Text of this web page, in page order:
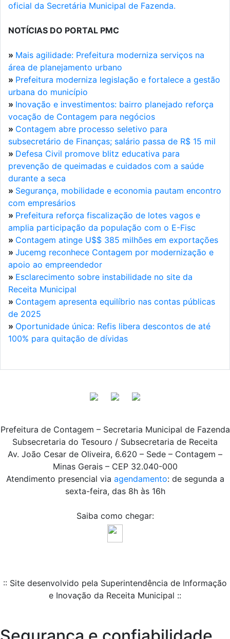
oficial da Secretária Municipal de Fazenda.
NOTÍCIAS DO PORTAL PMC
» Mais agilidade: Prefeitura moderniza serviços na
área de planejamento urbano
» Prefeitura moderniza legislação e fortalece a gestão
urbana do município
» Inovação e investimentos: bairro planejado reforça
vocação de Contagem para negócios
» Contagem abre processo seletivo para
subsecretário de Finanças; salário passa de R$ 15 mil
» Defesa Civil promove blitz educativa para
prevenção de queimadas e cuidados com a saúde
durante a seca
» Segurança, mobilidade e economia pautam encontro
com empresários
» Prefeitura reforça fiscalização de lotes vagos e
amplia participação da população com o E-Fisc
» Contagem atinge U$$ 385 milhões em exportações
» Jucemg reconhece Contagem por modernização e
apoio ao empreendedor
» Esclarecimento sobre instabilidade no site da
Receita Municipal
» Contagem apresenta equilíbrio nas contas públicas
de 2025
» Oportunidade única: Refis libera descontos de até
100% para quitação de dívidas
Prefeitura de Contagem – Secretaria Municipal de Fazenda
Subsecretaria do Tesouro / Subsecretaria de Receita
Av. João Cesar de Oliveira, 6.620 – Sede – Contagem –
Minas Gerais – CEP 32.040-000
Atendimento presencial via agendamento: de segunda a
sexta-feira, das 8h às 16h
Saiba como chegar:
:: Site desenvolvido pela Superintendência de Informação
e Inovação da Receita Municipal ::